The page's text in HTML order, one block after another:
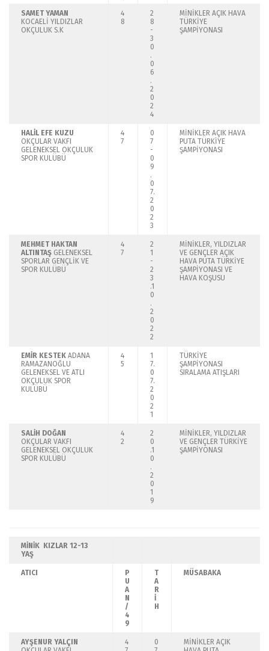
SAMET YAMAN
KOCAELİ YILDIZLAR
OKÇULUK S.K
4
8
2
8
-
3
0
.
0
6
.
2
0
2
4
MİNİKLER AÇIK HAVA
TÜRKİYE
ŞAMPİYONASI
HALİL EFE KUZU
OKÇULAR VAKFI
GELENEKSEL OKÇULUK
SPOR KULÜBÜ
4
7
0
7
-
0
9
.
0
7.
2
0
2
3
MİNİKLER AÇIK HAVA
PUTA TÜRKİYE
ŞAMPİYONASI
MEHMET HAKTAN
ALTINTAŞ GELENEKSEL
SPORLAR GENÇLİK VE
SPOR KULÜBÜ
4
7
2
1
-
2
3
.1
0
.
2
0
2
2
MİNİKLER, YILDIZLAR
VE GENÇLER AÇIK
HAVA PUTA TÜRKİYE
ŞAMPİYONASI VE
HAVA KOŞUSU
EMİR KESTEK ADANA
RAMAZANOĞLU
GELENEKSEL VE ATLI
OKÇULUK SPOR
KULÜBÜ
4
5
1
7.
0
7.
2
0
2
1
TÜRKİYE
ŞAMPİYONASI
SIRALAMA ATIŞLARI
SALİH DOĞAN
OKÇULAR VAKFI
GELENEKSEL OKÇULUK
SPOR KULÜBÜ
4
2
2
0
.1
0
.
2
0
1
9
MİNİKLER, YILDIZLAR
VE GENÇLER TÜRKİYE
ŞAMPİYONASI
MİNİK KIZLAR 12-13
YAŞ
ATICI
P
U
A
N
/
4
9
T
A
R
İ
H
MÜSABAKA
AYŞENUR YALÇIN
4
0
MİNİKLER AÇIK